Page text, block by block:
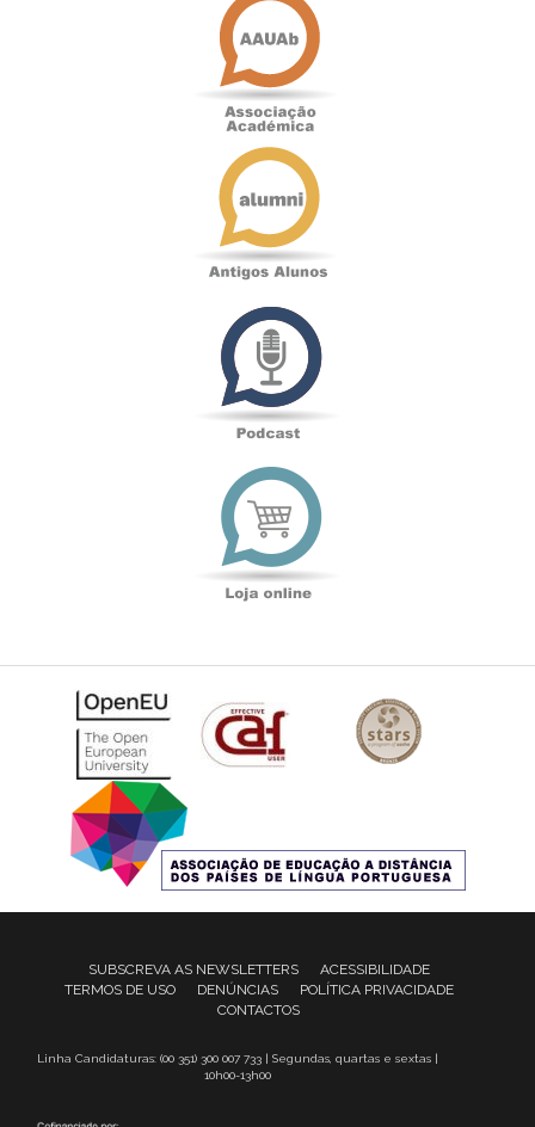
SUBSCREVA AS NEWSLETTERS
ACESSIBILIDADE
TERMOS DE USO
DENÚNCIAS
POLÍTICA PRIVACIDADE
CONTACTOS
Linha Candidaturas: (00 351) 300 007 733 | Segundas, quartas e sextas |
10h00-13h00